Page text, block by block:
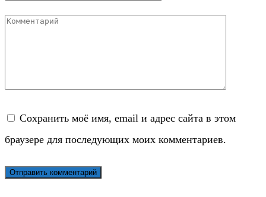
Комментарий
Сохранить моё имя, email и адрес сайта в этом
браузере для последующих моих комментариев.